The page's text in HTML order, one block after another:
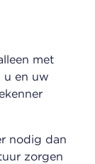
met
u en uw
nodig dan
zorgen